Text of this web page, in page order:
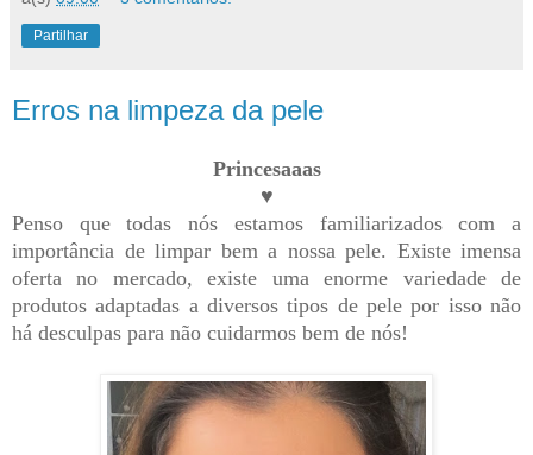
Partilhar
Erros na limpeza da pele
Princesaaas
♥
Penso que todas nós estamos familiarizados com a
importância de limpar bem a nossa pele. Existe imensa
oferta no mercado, existe uma enorme variedade de
produtos adaptadas a diversos tipos de pele por isso não
há desculpas para não cuidarmos bem de nós!